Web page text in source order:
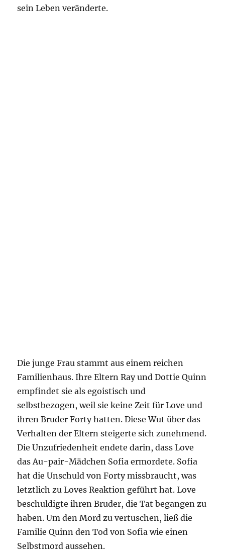
sein Leben veränderte.
Die junge Frau stammt aus einem reichen
Familienhaus. Ihre Eltern Ray und Dottie Quinn
empfindet sie als egoistisch und
selbstbezogen, weil sie keine Zeit für Love und
ihren Bruder Forty hatten. Diese Wut über das
Verhalten der Eltern steigerte sich zunehmend.
Die Unzufriedenheit endete darin, dass Love
das Au-pair-Mädchen Sofia ermordete. Sofia
hat die Unschuld von Forty missbraucht, was
letztlich zu Loves Reaktion geführt hat. Love
beschuldigte ihren Bruder, die Tat begangen zu
haben. Um den Mord zu vertuschen, ließ die
Familie Quinn den Tod von Sofia wie einen
Selbstmord aussehen.